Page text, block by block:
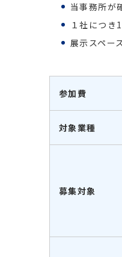
当事務所が
１社につき
展示スペー
参加費
対象業種
募集対象